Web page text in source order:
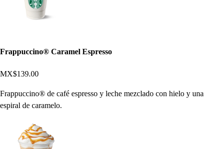
Frappuccino® Caramel Espresso
MX$139.00
Frappuccino® de café espresso y leche mezclado con hielo y una
espiral de caramelo.